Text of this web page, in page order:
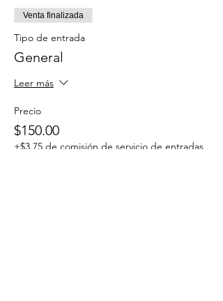
Venta finalizada
Tipo de entrada
General
Leer más
Precio
$150.00
+$3.75 de comisión de servicio de entradas